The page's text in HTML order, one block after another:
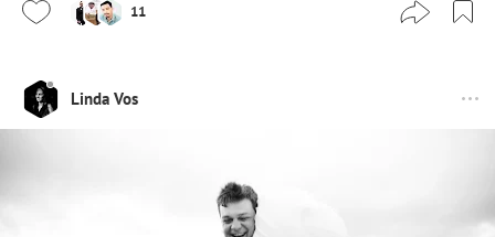
11
Linda Vos